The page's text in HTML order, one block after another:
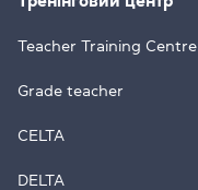
Teacher Training Centre
Grade teacher
CELTA
DELTA